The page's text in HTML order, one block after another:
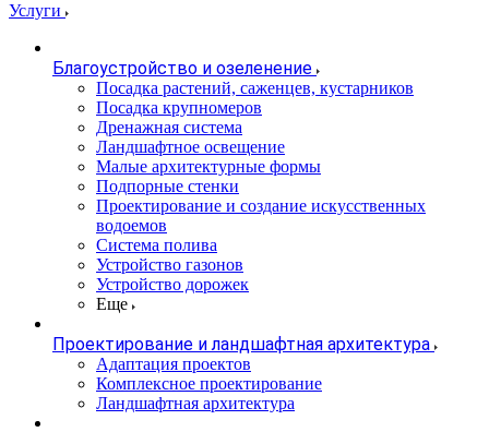
Услуги
Благоустройство и озеленение
Посадка растений, саженцев, кустарников
Посадка крупномеров
Дренажная система
Ландшафтное освещение
Малые архитектурные формы
Подпорные стенки
Проектирование и создание искусственных
водоемов
Система полива
Устройство газонов
Устройство дорожек
Еще
Проектирование и ландшафтная архитектура
Адаптация проектов
Комплексное проектирование
Ландшафтная архитектура